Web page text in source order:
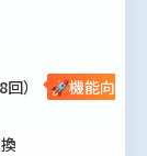
）
🚀機能向